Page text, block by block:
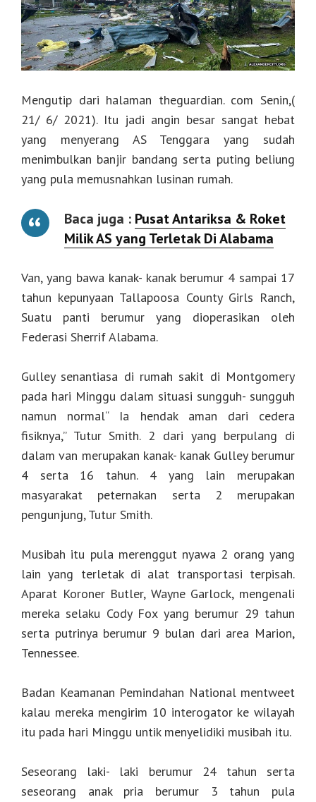
Mengutip dari halaman theguardian. com Senin,(
21/ 6/ 2021). Itu jadi angin besar sangat hebat
yang menyerang AS Tenggara yang sudah
menimbulkan banjir bandang serta puting beliung
yang pula memusnahkan lusinan rumah.
Baca juga : Pusat Antariksa & Roket
Milik AS yang Terletak Di Alabama
Van, yang bawa kanak- kanak berumur 4 sampai 17
tahun kepunyaan Tallapoosa County Girls Ranch,
Suatu panti berumur yang dioperasikan oleh
Federasi Sherrif Alabama.
Gulley senantiasa di rumah sakit di Montgomery
pada hari Minggu dalam situasi sungguh- sungguh
namun normal“ Ia hendak aman dari cedera
fisiknya,” Tutur Smith. 2 dari yang berpulang di
dalam van merupakan kanak- kanak Gulley berumur
4 serta 16 tahun. 4 yang lain merupakan
masyarakat peternakan serta 2 merupakan
pengunjung, Tutur Smith.
Musibah itu pula merenggut nyawa 2 orang yang
lain yang terletak di alat transportasi terpisah.
Aparat Koroner Butler, Wayne Garlock, mengenali
mereka selaku Cody Fox yang berumur 29 tahun
serta putrinya berumur 9 bulan dari area Marion,
Tennessee.
Badan Keamanan Pemindahan National mentweet
kalau mereka mengirim 10 interogator ke wilayah
itu pada hari Minggu untik menyelidiki musibah itu.
Seseorang laki- laki berumur 24 tahun serta
seseorang anak pria berumur 3 tahun pula